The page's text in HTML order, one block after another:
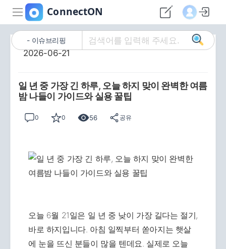
이슈브리핑
2026-06-21
일 년 중 가장 긴 하루, 오늘 하지 맞이 완벽한 여름
밤 나들이 가이드와 실용 꿀팁
0 0 56 공유
오늘 6월 21일은 일 년 중 낮이 가장 길다는 절기,
바로 하지입니다. 아침 일찍부터 쏟아지는 햇살
에 눈을 뜨신 분들이 많을 텐데요. 실제로 오늘